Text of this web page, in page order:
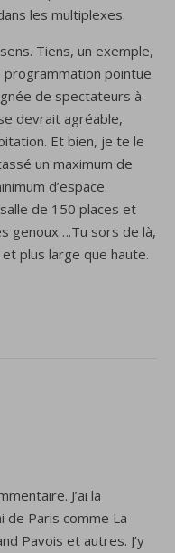
les multiplexes.
Tiens, un exemple,
programmation pointue
de spectateurs à
devrait agréable,
Et bien, je te le
un maximum de
d’espace.
de 150 places et
genoux….Tu sors de là,
et plus large que haute.
J’ai la
de Paris comme La
Pavois et autres. J’y